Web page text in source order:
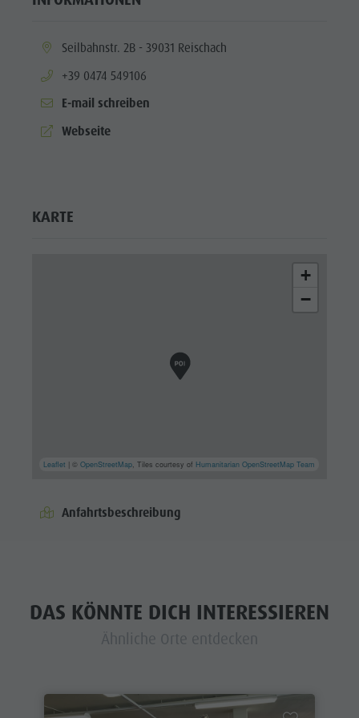
aria.location:
Seilbahnstr. 2B - 39031 Reischach
aria.phone:
+39 0474 549106
E-mail schreiben
aria.website:
Webseite
KARTE
+
−
Leaflet | ©OpenStreetMap, Tiles courtesy of Humanitarian OpenStreetMap Team
Anfahrtsbeschreibung
DAS KÖNNTE DICH INTERESSIEREN
Ähnliche Orte entdecken